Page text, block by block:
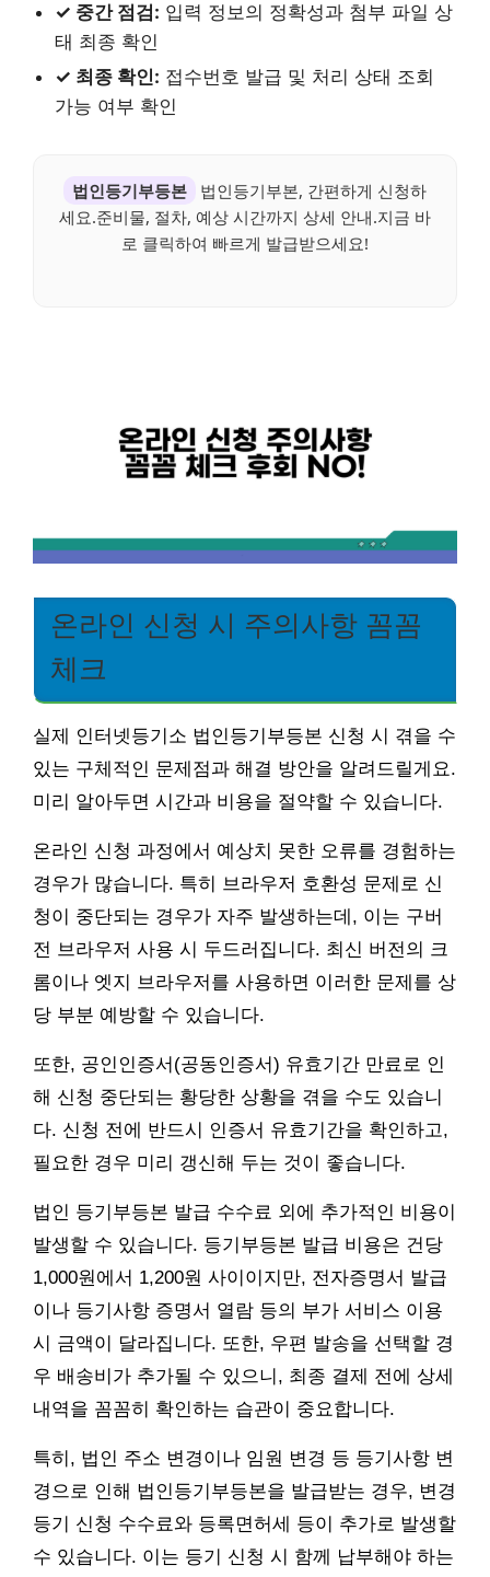
✓ 중간 점검: 입력 정보의 정확성과 첨부 파일 상
태 최종 확인
✓ 최종 확인: 접수번호 발급 및 처리 상태 조회
가능 여부 확인
법인등기부등본
법인등기부본, 간편하게 신청하
세요.준비물, 절차, 예상 시간까지 상세 안내.지금 바
로 클릭하여 빠르게 발급받으세요!
온라인 신청 시 주의사항 꼼꼼
체크
실제 인터넷등기소 법인등기부등본 신청 시 겪을 수
있는 구체적인 문제점과 해결 방안을 알려드릴게요.
미리 알아두면 시간과 비용을 절약할 수 있습니다.
온라인 신청 과정에서 예상치 못한 오류를 경험하는
경우가 많습니다. 특히 브라우저 호환성 문제로 신
청이 중단되는 경우가 자주 발생하는데, 이는 구버
전 브라우저 사용 시 두드러집니다. 최신 버전의 크
롬이나 엣지 브라우저를 사용하면 이러한 문제를 상
당 부분 예방할 수 있습니다.
또한, 공인인증서(공동인증서) 유효기간 만료로 인
해 신청 중단되는 황당한 상황을 겪을 수도 있습니
다. 신청 전에 반드시 인증서 유효기간을 확인하고,
필요한 경우 미리 갱신해 두는 것이 좋습니다.
법인 등기부등본 발급 수수료 외에 추가적인 비용이
발생할 수 있습니다. 등기부등본 발급 비용은 건당
1,000원에서 1,200원 사이이지만, 전자증명서 발급
이나 등기사항 증명서 열람 등의 부가 서비스 이용
시 금액이 달라집니다. 또한, 우편 발송을 선택할 경
우 배송비가 추가될 수 있으니, 최종 결제 전에 상세
내역을 꼼꼼히 확인하는 습관이 중요합니다.
특히, 법인 주소 변경이나 임원 변경 등 등기사항 변
경으로 인해 법인등기부등본을 발급받는 경우, 변경
등기 신청 수수료와 등록면허세 등이 추가로 발생할
수 있습니다. 이는 등기 신청 시 함께 납부해야 하는